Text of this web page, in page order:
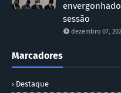
sessão
dezembro 07,
Marcadores
Destaque